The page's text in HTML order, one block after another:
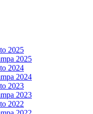
2025
2025
2024
2024
2023
2023
2022